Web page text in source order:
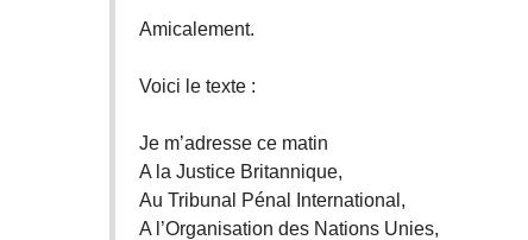
Amicalement.
Voici le texte :
Je m’adresse ce matin
A la Justice Britannique,
Au Tribunal Pénal International,
A l’Organisation des Nations Unies,